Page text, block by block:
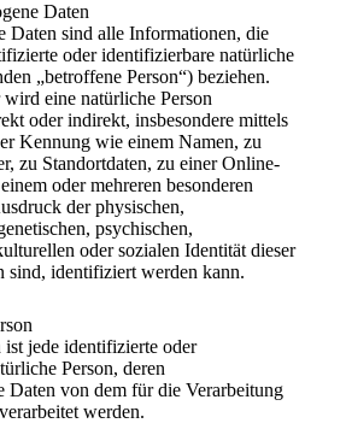
Daten
Daten sind alle Informationen, die
oder identifizierbare natürliche
„betroffene Person“) beziehen.
eine natürliche Person
oder indirekt, insbesondere mittels
Kennung wie einem Namen, zu
zu Standortdaten, zu einer Online-
oder mehreren besonderen
der physischen,
psychischen,
oder sozialen Identität dieser
sind, identifiziert werden kann.
ist jede identifizierte oder
Person, deren
Daten von dem für die Verarbeitung
werden.